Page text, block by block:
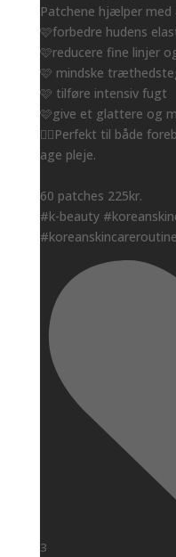
Patchene hjælper med
🩷forbedre hudens
🩷reducere fine linjer
🩷 mindske
🩷 tilføre intensiv fugt
🩷give et glattere og
👌🏻Perfekt til både
age pleje.
60 patches 225kr.
#k-beauty
3